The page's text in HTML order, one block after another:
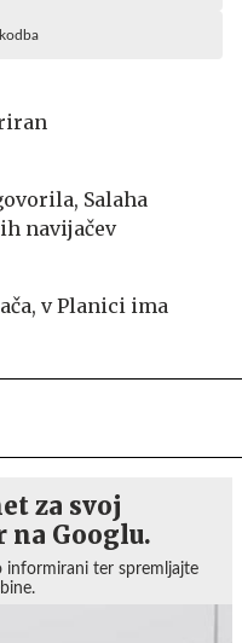
Salaha
navijačev
v Planici ima
za svoj
Googlu.
informirani ter spremljajte